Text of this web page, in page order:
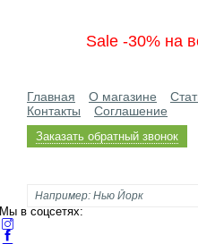
Sale -30% на
Главная О магазине
Контакты
Соглашение
Заказать обратный звонок
Мы в соцсетях: